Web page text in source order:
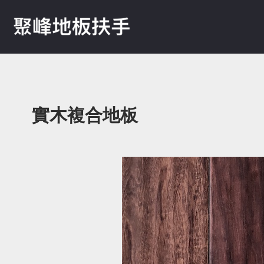
實木複合地板